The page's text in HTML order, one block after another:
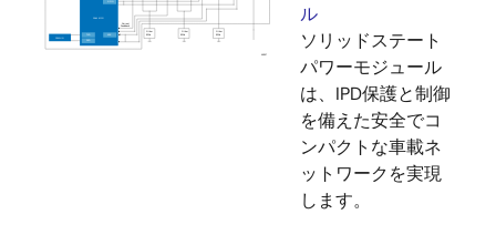
ル
ソリッドステート
パワーモジュール
は、IPD保護と制御
を備えた安全でコ
ンパクトな車載ネ
ットワークを実現
します。